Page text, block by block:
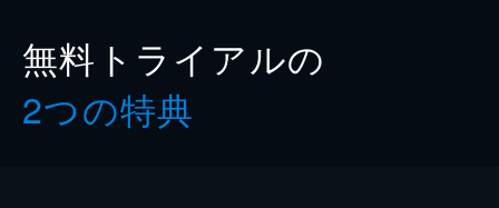
無料トライアルの
2つの特典